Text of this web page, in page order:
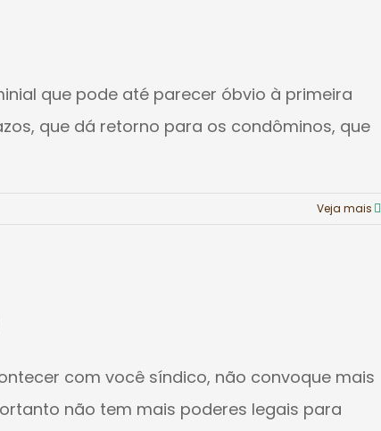
que pode até parecer óbvio à primeira
que dá retorno para os condôminos, que
Veja mais
com você síndico, não convoque mais
não tem mais poderes legais para